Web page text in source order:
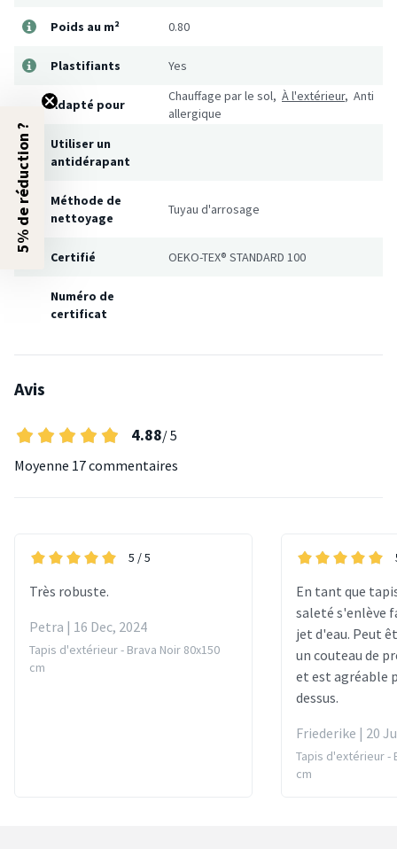
Poids au m² 0.80
Plastifiants Yes
Adapté pour
Chauffage par le sol, À l'extérieur, Anti
allergique
Utiliser un
antidérapant
Méthode de
nettoyage
Tuyau d'arrosage
Certifié OEKO-TEX® STANDARD 100
Numéro de
certificat
Avis
4.88/ 5
Moyenne 17 commentaires
5 / 5
Très robuste.
Petra | 16 Dec, 2024
Tapis d'extérieur - Brava Noir 80x150
cm
En tant que
saleté s'enlève
jet d'eau. Peut
un couteau de
et est agréable
dessus.
Friederike | 20
Tapis d'extérieur -
cm
5% de réduction ?